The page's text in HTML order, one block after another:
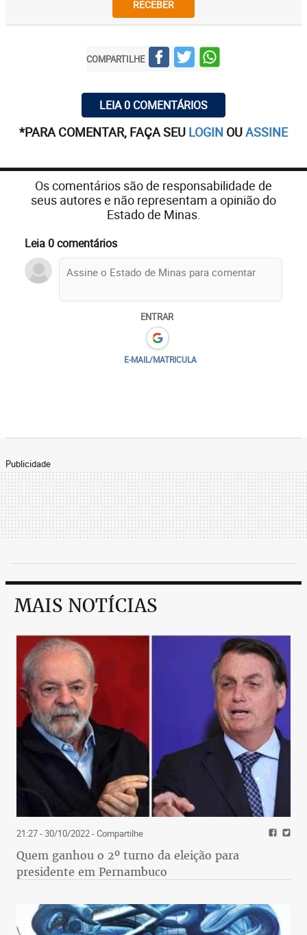
RECEBER
COMPARTILHE
LEIA 0 COMENTÁRIOS
*PARA COMENTAR, FAÇA SEU LOGIN OUASSINE
Os comentários são de responsabilidade de
seus autores e não representam a opinião do
Estado de Minas.
Leia 0 comentários
ENTRAR
E-MAIL/MATRICULA
Publicidade
MAIS NOTÍCIAS
21:27 - 30/10/2022- Compartilhe
Quem ganhou o 2º turno da eleição para
presidente em Pernambuco